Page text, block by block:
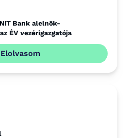
Bank alelnök-
ÉV vezérigazgatója
Elolvasom